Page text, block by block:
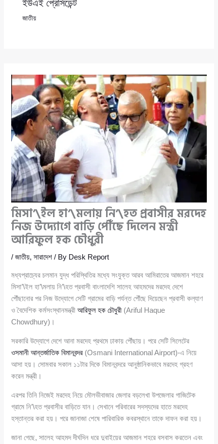
ইউএই প্রেসিডেন্ট
জাতীয়
মিসা’\ইল হা’\মলায় নি’\হত প্রবাসীর মরদেহ
নিজ উদ্যোগে বাড়ি পৌঁছে দিলেন মন্ত্রী
আরিফুল হক চৌধুরী
/জাতীয়,সারাদেশ / By Desk Report
মধ্যপ্রাচ্যের চলমান যুদ্ধ পরিস্থিতির মধ্যে সংযুক্ত আরব আমিরাতের আজমান শহরে
মিসা’\ইল হা’\মলায় নি’\হত প্রবাসী বাংলাদেশি সালেহ আহমদের মরদেহ দেশে
পৌঁছানোর পর নিজ উদ্যোগে সেটি গ্রামের বাড়ি পর্যন্ত পৌঁছে দিয়েছেন প্রবাসী কল্যাণ
ও বৈদেশিক কর্মসংস্থানমন্ত্রীআরিফুল হক চৌধুরী (Ariful Haque
Chowdhury)।
সরকারি উদ্যোগে দেশে আনা মরদেহ প্রথমে ঢাকায় পৌঁছায়। পরে সেটি সিলেটের
ওসমানী আন্তর্জাতিক বিমানবন্দর (Osmani International Airport)-এ নিয়ে
আসা হয়। সোমবার সকাল ১১টার দিকে বিমানবন্দরে আনুষ্ঠানিকভাবে মরদেহ গ্রহণ
করেন মন্ত্রী।
এরপর তিনি নিজেই মরদেহ নিয়ে মৌলভীবাজার জেলার বড়লেখা উপজেলার গাজিটেক
গ্রামে নি’\হত প্রবাসীর বাড়িতে যান। সেখানে পরিবারের সদস্যদের হাতে মরদেহ
হস্তান্তর করা হয়। পরে জানাজা শেষে পারিবারিক কবরস্থানে তাকে দাফন করা হয়।
জানা গেছে, সালেহ আহমদ দীর্ঘদিন ধরে দুবাইয়ের আজমান শহরে বসবাস করতেন এবং